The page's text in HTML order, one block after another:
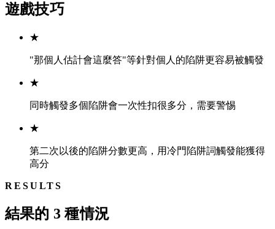
遊戲技巧
★
"那個人估計會這麼答"等針對個人的陷阱更容易被觸發
★
同時觸發多個陷阱會一次性扣很多分，需要警惕
★
第二次以後的陷阱分數更高，用冷門陷阱詞觸發能獲得
高分
RESULTS
結果的 3 種情況